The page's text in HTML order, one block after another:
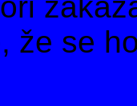
že se